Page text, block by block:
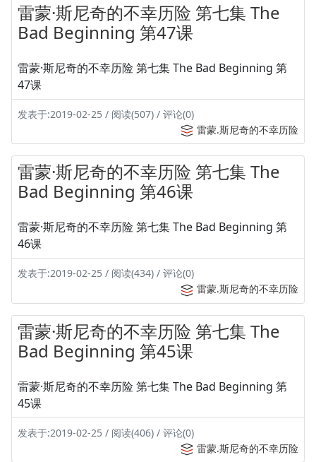
雷蒙·斯尼奇的不幸历险 第七集 The
Bad Beginning 第47课
雷蒙·斯尼奇的不幸历险 第七集 The Bad Beginning 第
47课
发表于:2019-02-25 / 阅读(507) / 评论(0)
雷蒙.斯尼奇的不幸历险
雷蒙·斯尼奇的不幸历险 第七集 The
Bad Beginning 第46课
雷蒙·斯尼奇的不幸历险 第七集 The Bad Beginning 第
46课
发表于:2019-02-25 / 阅读(434) / 评论(0)
雷蒙.斯尼奇的不幸历险
雷蒙·斯尼奇的不幸历险 第七集 The
Bad Beginning 第45课
雷蒙·斯尼奇的不幸历险 第七集 The Bad Beginning 第
45课
发表于:2019-02-25 / 阅读(406) / 评论(0)
雷蒙.斯尼奇的不幸历险